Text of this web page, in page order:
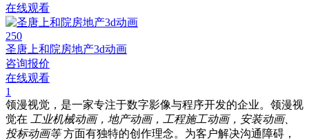
在线观看
250
圣唐上和院房地产3d动画
咨询报价
在线观看
1
领漫视觉，是一家专注于数字影像与程序开发的企业。领漫视
觉在 工业机械动画，地产动画，工程施工动画，安装动画、
投标动画等方面有独特的创作理念。为客户解决沟通障碍，